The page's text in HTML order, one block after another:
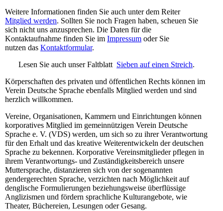
Weitere Informationen finden Sie auch unter dem Reiter
Mitglied werden. Sollten Sie noch Fragen haben, scheuen Sie
sich nicht uns anzusprechen. Die Daten für die
Kontaktaufnahme finden Sie im Impressum oder Sie
nutzen das Kontaktformular.
Lesen Sie auch unser Faltblatt Sieben auf einen Streich.
Körperschaften des privaten und öffentlichen Rechts können im
Verein Deutsche Sprache ebenfalls Mitglied werden und sind
herzlich willkommen.
Vereine, Organisationen, Kammern und Einrichtungen können
korporatives Mitglied im gemeinnützigen Verein Deutsche
Sprache e. V. (VDS) werden, um sich so zu ihrer Verantwortung
für den Erhalt und das kreative Weiterentwickeln der deutschen
Sprache zu bekennen. Korporative Vereinsmitglieder pflegen in
ihrem Verantwortungs- und Zuständigkeitsbereich unsere
Muttersprache, distanzieren sich von der sogenannten
gendergerechten Sprache, verzichten nach Möglichkeit auf
denglische Formulierungen beziehungsweise überflüssige
Anglizismen und fördern sprachliche Kulturangebote, wie
Theater, Büchereien, Lesungen oder Gesang.